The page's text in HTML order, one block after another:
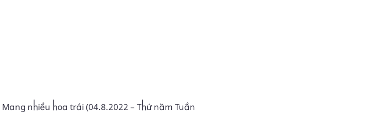
Mang nhiều hoa trái (04.8.2022 – Thứ năm Tuần